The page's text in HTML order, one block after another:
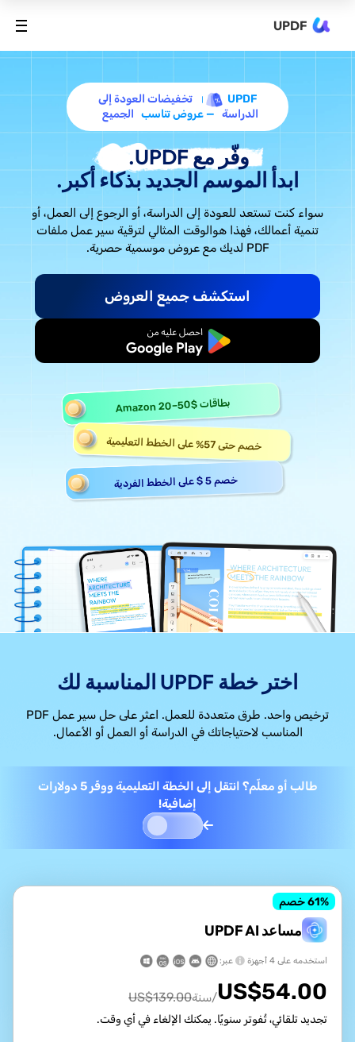
UPDF
UPDF
تخفيضات العودة إلى
الدراسة — عروض تناسب الجميع
وفّر مع UPDF.
ابدأ الموسم الجديد بذكاء أكبر.
سواء كنت تستعد للعودة إلى الدراسة، أو الرجوع إلى العمل، أو
تنمية أعمالك، فهذا هوالوقت المثالي لترقية سير عمل ملفات
PDF لديك مع عروض موسمية حصرية.
استكشف جميع العروض
ابدأ مجانًا
بطاقاتAmazon 20–50$
خصم حتى 57% على الخطط التعليمية
خصم 5 $ على الخطط الفردية
اختر خطة UPDF المناسبة لك
ترخيص واحد. طرق متعددة للعمل. اعثر على حل سير عمل PDF
المناسب لاحتياجاتك في الدراسة أو العمل أو الأعمال.
طالب أو معلّم؟ انتقل إلى الخطة التعليمية ووفّر 5 دولارات
إضافية!
مساعد UPDF AI
61% خصم
استخدمه على 4 أجهزة عبر:
US$54.00 /سنة US$139.00
تجديد تلقائي، تُفوتر سنويًا. يمكنك الإلغاء في أي وقت.